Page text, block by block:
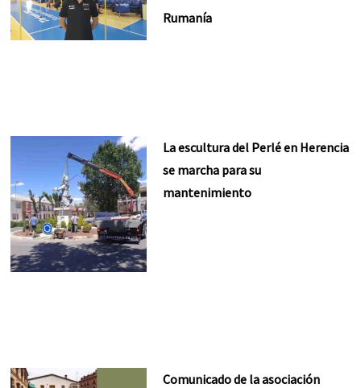
Rumanía
La escultura del Perlé en Herencia
se marcha para su
mantenimiento
Comunicado de la asociación